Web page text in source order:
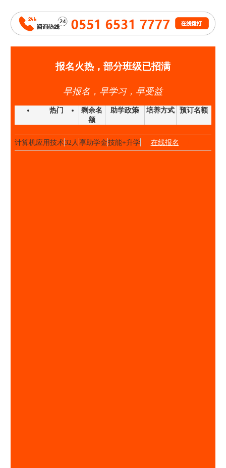
报名火热，部分班级已招满
早报名，早学习，早受益
热门
剩余名
额
助学政策 培养方式 预订名额
高端私厨班22人享助学金技能+就业 在线报名
32人享助学金 技能+升学 在线报名
时尚西点班23人 享助学金技能+升学 在线报名
金典总厨班20人享助学金技能+升学 在线报名
计算机应用技术32人 享助学金技能+升学 在线报名